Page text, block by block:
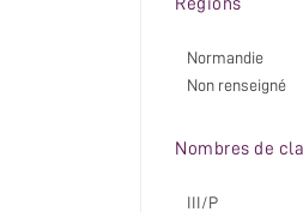
Normandie
Non renseigné
Nombres de
III/P